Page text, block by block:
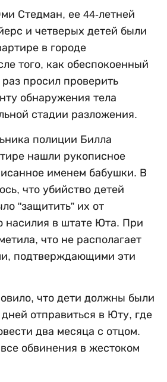
Стедман, ее 44-летней
и четверых детей были
в городе
того, как обеспокоенный
просил проверить
обнаружения тела
стадии разложения.
полиции Билла
нашли рукописное
именем бабушки. В
что убийство детей
"защитить” их от
насилия в штате Юта. При
что не располагает
подтверждающими эти
что дети должны были
отправиться в Юту, где
два месяца с отцом.
обвинения в жестоком